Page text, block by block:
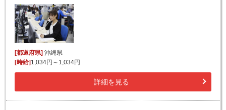
[都道府県] 沖縄県
[時給] 1,034円～1,034円
詳細を見る